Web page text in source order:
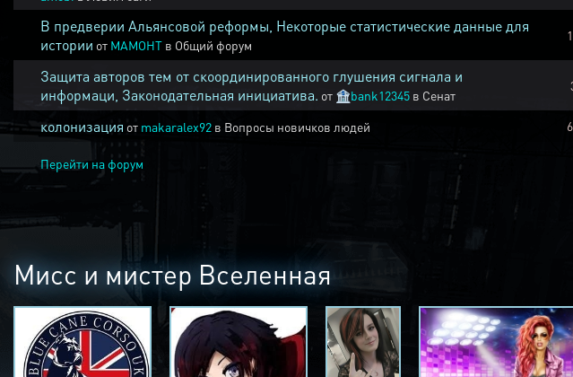
В предверии Альянсовой реформы, Некоторые статистические данные для
истории от MAMOHT в Общий форум
Защита авторов тем от скоординированного глушения сигнала и
информаци, Законодательная инициатива. от 🏦bank12345 в Сенат
колонизация от makaralex92 в Вопросы новичков людей
Перейти на форум
Мисс и мистер Вселенная